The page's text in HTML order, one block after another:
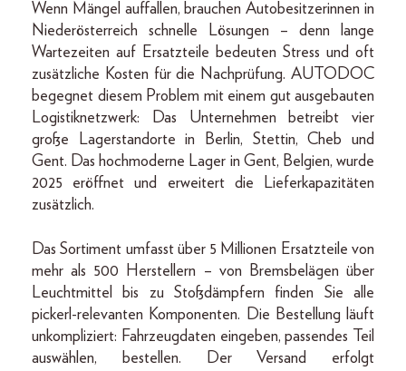
Wenn Mängel auffallen, brauchen Autobesitzerinnen in
Niederösterreich schnelle Lösungen – denn lange
Wartezeiten auf Ersatzteile bedeuten Stress und oft
zusätzliche Kosten für die Nachprüfung. AUTODOC
begegnet diesem Problem mit einem gut ausgebauten
Logistiknetzwerk: Das Unternehmen betreibt vier
große Lagerstandorte in Berlin, Stettin, Cheb und
Gent. Das hochmoderne Lager in Gent, Belgien, wurde
2025 eröffnet und erweitert die Lieferkapazitäten
zusätzlich.
Das Sortiment umfasst über 5 Millionen Ersatzteile von
mehr als 500 Herstellern – von Bremsbelägen über
Leuchtmittel bis zu Stoßdämpfern finden Sie alle
pickerl-relevanten Komponenten. Die Bestellung läuft
unkompliziert: Fahrzeugdaten eingeben, passendes Teil
auswählen, bestellen. Der Versand erfolgt